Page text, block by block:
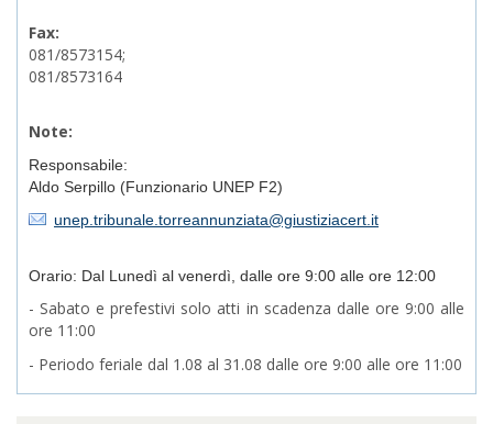
Fax:
081/8573154;
081/8573164
Note:
Responsabile:
Aldo Serpillo (Funzionario UNEP F2)
unep.tribunale.torreannunziata@giustiziacert.it
Orario: Dal Lunedì al venerdì, dalle ore 9:00 alle ore 12:00
- Sabato e prefestivi solo atti in scadenza dalle ore 9:00 alle
ore 11:00
- Periodo feriale dal 1.08 al 31.08 dalle ore 9:00 alle ore 11:00